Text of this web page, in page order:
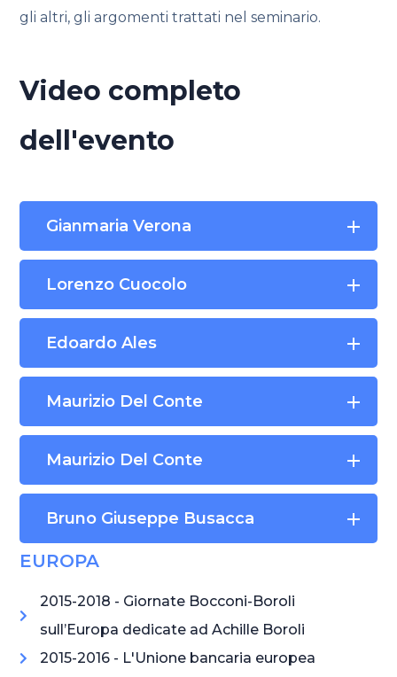
gli altri, gli argomenti trattati nel seminario.
Video completo
dell'evento
Gianmaria Verona
Lorenzo Cuocolo
Edoardo Ales
Maurizio Del Conte
Maurizio Del Conte
Bruno Giuseppe Busacca
EUROPA
2015-2018 - Giornate Bocconi-Boroli
sull’Europa dedicate ad Achille Boroli
2015-2016 - L'Unione bancaria europea